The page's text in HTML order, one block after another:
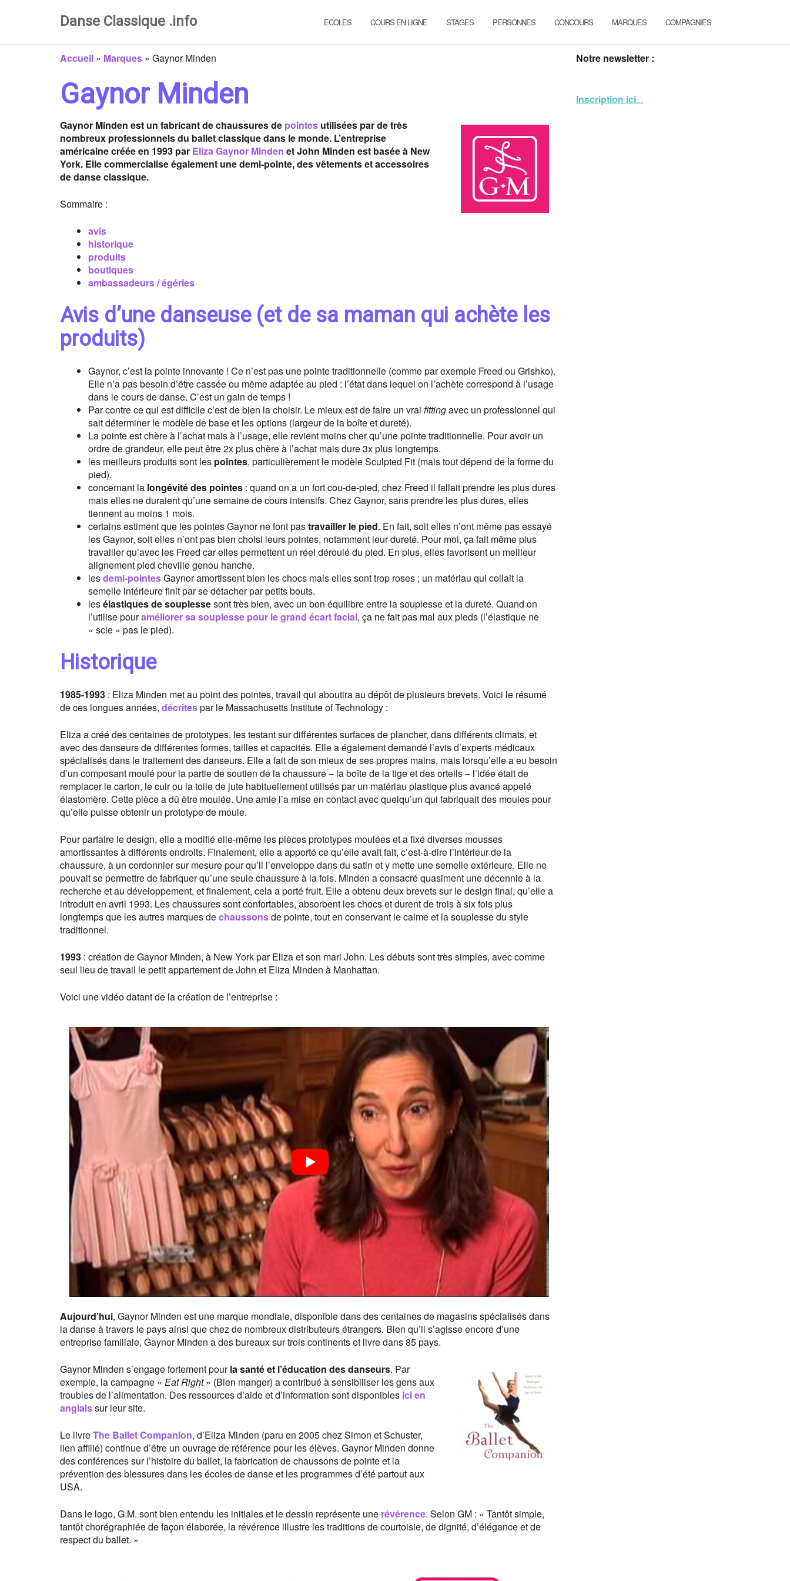
Danse Classique .info ECOLES COURS EN LIGNE STAGES PERSONNES CONCOURS MARQUES COMPAGNIES
Accueil » Marques » Gaynor Minden
Gaynor Minden
Gaynor Minden est un fabricant de chaussures de pointes utilisées par de très
nombreux professionnels du ballet classique dans le monde. L’entreprise
américaine créée en 1993 par Eliza Gaynor Minden et John Minden est basée à New
York. Elle commercialise également une demi-pointe, des vêtements et accessoires
de danse classique.
Sommaire :
avis
historique
produits
boutiques
ambassadeurs / égéries
Avis d’une danseuse (et de sa maman qui achète les
produits)
Gaynor, c’est la pointe innovante ! Ce n’est pas une pointe traditionnelle (comme par exemple Freed ou Grishko).
Elle n’a pas besoin d’être cassée ou même adaptée au pied : l’état dans lequel on l’achète correspond à l’usage
dans le cours de danse. C’est un gain de temps !
Par contre ce qui est difficile c’est de bien la choisir. Le mieux est de faire un vrai fittingavec un professionnel qui
sait déterminer le modèle de base et les options (largeur de la boîte et dureté).
La pointe est chère à l’achat mais à l’usage, elle revient moins cher qu’une pointe traditionnelle. Pour avoir un
ordre de grandeur, elle peut être 2x plus chère à l’achat mais dure 3x plus longtemps.
les meilleurs produits sont les pointes, particulièrement le modèle Sculpted Fit (mais tout dépend de la forme du
pied).
concernant la longévité des pointes : quand on a un fort cou-de-pied, chez Freed il fallait prendre les plus dures
mais elles ne duraient qu’une semaine de cours intensifs. Chez Gaynor, sans prendre les plus dures, elles
tiennent au moins 1 mois.
certains estiment que les pointes Gaynor ne font pastravailler le pied. En fait, soit elles n’ont même pas essayé
les Gaynor, soit elles n’ont pas bien choisi leurs pointes, notamment leur dureté. Pour moi, ça fait même plus
travailler qu’avec les Freed car elles permettent un réel déroulé du pied. En plus, elles favorisent un meilleur
alignement pied cheville genou hanche.
lesdemi-pointesGaynor amortissent bien les chocs mais elles sont trop roses ; un matériau qui collait la
semelle intérieure finit par se détacher par petits bouts.
lesélastiques de souplessesont très bien, avec un bon équilibre entre la souplesse et la dureté. Quand on
l’utilise pouraméliorer sa souplesse pour le grand écart facial, ça ne fait pas mal aux pieds (l’élastique ne
« scie » pas le pied).
Historique
1985-1993 : Eliza Minden met au point des pointes, travail qui aboutira au dépôt de plusieurs brevets. Voici le résumé
de ces longues années, décritespar le Massachusetts Institute of Technology :
Eliza a créé des centaines de prototypes, les testant sur différentes surfaces de plancher, dans différents climats, et
avec des danseurs de différentes formes, tailles et capacités. Elle a également demandé l’avis d’experts médicaux
spécialisés dans le traitement des danseurs. Elle a fait de son mieux de ses propres mains, mais lorsqu’elle a eu besoin
d’un composant moulé pour la partie de soutien de la chaussure – la boîte de la tige et des orteils – l’idée était de
remplacer le carton, le cuir ou la toile de jute habituellement utilisés par un matériau plastique plus avancé appelé
élastomère. Cette pièce a dû être moulée. Une amie l’a mise en contact avec quelqu’un qui fabriquait des moules pour
qu’elle puisse obtenir un prototype de moule.
Pour parfaire le design, elle a modifié elle-même les pièces prototypes moulées et a fixé diverses mousses
amortissantes à différents endroits. Finalement, elle a apporté ce qu’elle avait fait, c’est-à-dire l’intérieur de la
chaussure, à un cordonnier sur mesure pour qu’il l’enveloppe dans du satin et y mette une semelle extérieure. Elle ne
pouvait se permettre de fabriquer qu’une seule chaussure à la fois. Minden a consacré quasiment une décennie à la
recherche et au développement, et finalement, cela a porté fruit. Elle a obtenu deux brevets sur le design final, qu’elle a
introduit en avril 1993. Les chaussures sont confortables, absorbent les chocs et durent de trois à six fois plus
longtemps que les autres marques dechaussonsde pointe, tout en conservant le calme et la souplesse du style
traditionnel.
1993 : création de Gaynor Minden, à New York par Eliza et son mari John. Les débuts sont très simples, avec comme
seul lieu de travail le petit appartement de John et Eliza Minden à Manhattan.
Voici une vidéo datant de la création de l’entreprise :
Aujourd’hui, Gaynor Minden est une marque mondiale, disponible dans des centaines de magasins spécialisés dans
la danse à travers le pays ainsi que chez de nombreux distributeurs étrangers. Bien qu’il s’agisse encore d’une
entreprise familiale, Gaynor Minden a des bureaux sur trois continents et livre dans 85 pays.
Gaynor Minden s’engage fortement pourla santé et l’éducation des danseurs. Par
exemple, la campagne « Eat Right» (Bien manger) a contribué à sensibiliser les gens aux
troubles de l’alimentation. Des ressources d’aide et d’information sont disponibles ici en
anglaissur leur site.
Le livreThe Ballet Companion, d’Eliza Minden (paru en 2005 chez Simon et Schuster,
lien affilié) continue d’être un ouvrage de référence pour les élèves. Gaynor Minden donne
des conférences sur l’histoire du ballet, la fabrication de chaussons de pointe et la
prévention des blessures dans les écoles de danse et les programmes d’été partout aux
USA.
Dans le logo, G.M. sont bien entendu les initiales et le dessin représente une révérence. Selon GM : « Tantôt simple,
tantôt chorégraphiée de façon élaborée, la révérence illustre les traditions de courtoisie, de dignité, d’élégance et de
respect du ballet. »
Notre newsletter :
Inscription ici...